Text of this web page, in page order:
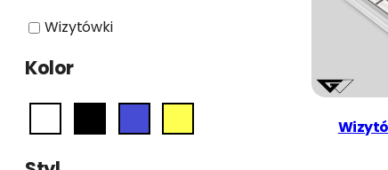
Wizytówki
Kolor